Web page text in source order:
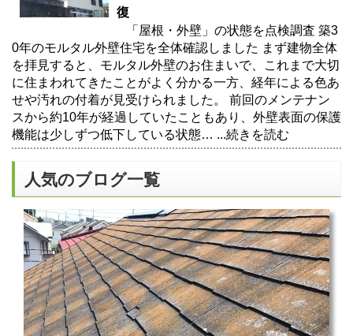
復
「屋根・外壁」の状態を点検調査 築3
0年のモルタル外壁住宅を全体確認しました まず建物全体
を拝見すると、モルタル外壁のお住まいで、これまで大切
に住まわれてきたことがよく分かる一方、経年による色あ
せや汚れの付着が見受けられました。 前回のメンテナン
スから約10年が経過していたこともあり、外壁表面の保護
機能は少しずつ低下している状態… ...続きを読む
人気のブログ一覧